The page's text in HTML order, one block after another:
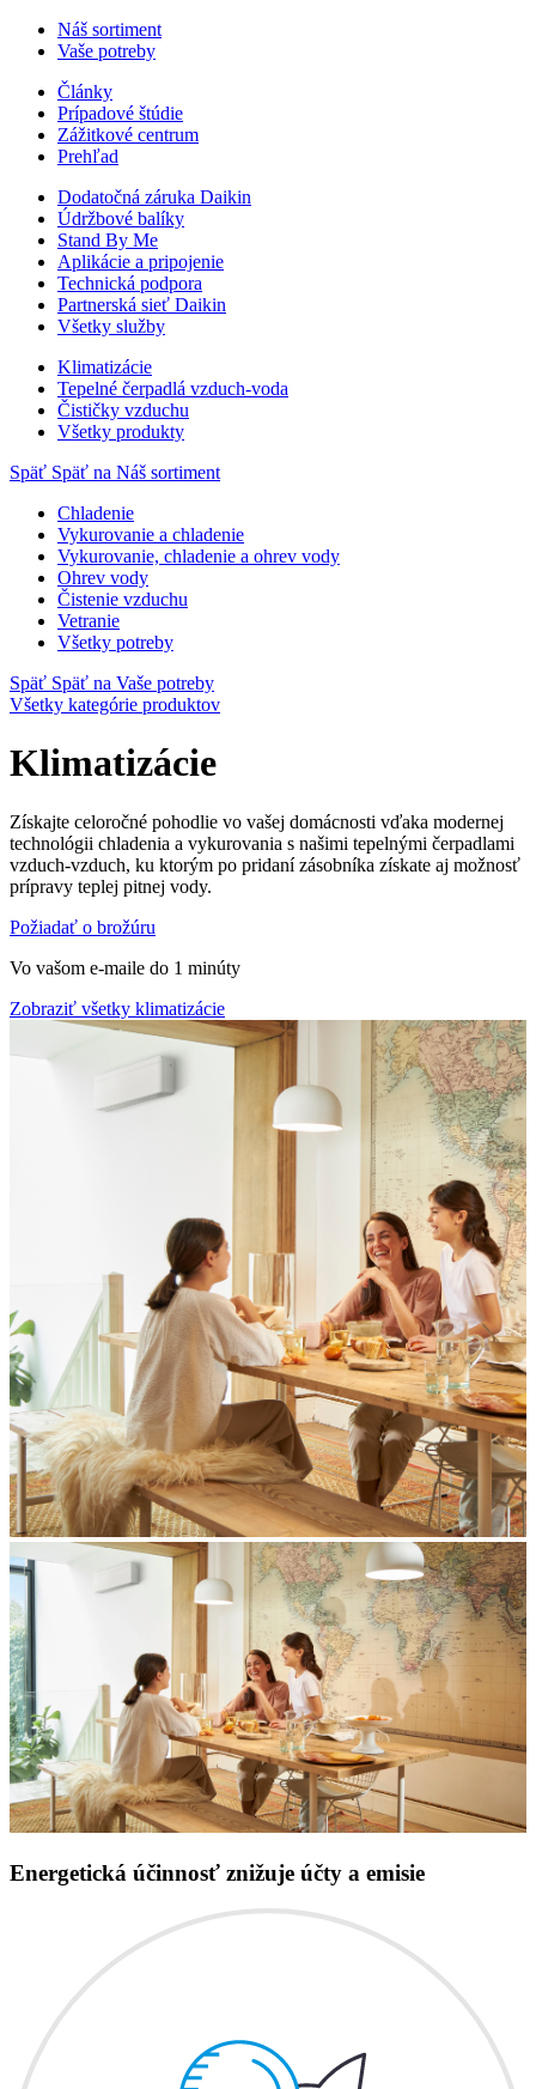
Náš sortiment
Vaše potreby
Články
Prípadové štúdie
Zážitkové centrum
Prehľad
Dodatočná záruka Daikin
Údržbové balíky
Stand By Me
Aplikácie a pripojenie
Technická podpora
Partnerská sieť Daikin
Všetky služby
Klimatizácie
Tepelné čerpadlá vzduch-voda
Čističky vzduchu
Všetky produkty
Späť Späť na Náš sortiment
Chladenie
Vykurovanie a chladenie
Vykurovanie, chladenie a ohrev vody
Ohrev vody
Čistenie vzduchu
Vetranie
Všetky potreby
Späť Späť na Vaše potreby
Všetky kategórie produktov
Klimatizácie
Získajte celoročné pohodlie vo vašej domácnosti vďaka modernej
technológii chladenia a vykurovania s našimi tepelnými čerpadlami
vzduch-vzduch, ku ktorým po pridaní zásobníka získate aj možnosť
prípravy teplej pitnej vody.
Požiadať o brožúru
Vo vašom e-maile do 1 minúty
Zobraziť všetky klimatizácie
Energetická účinnosť znižuje účty a emisie